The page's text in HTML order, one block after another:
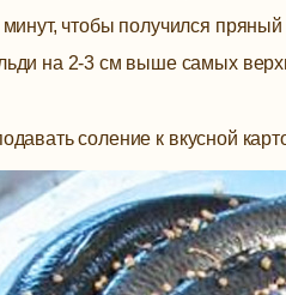
чтобы получился
на 2-3 см выше самых
соление к вкусной